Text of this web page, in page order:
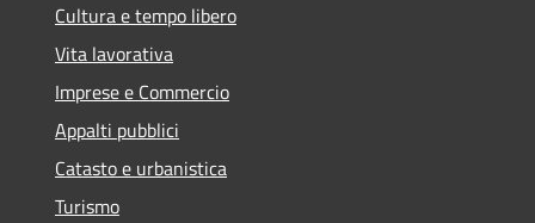
Cultura e tempo libero
Vita lavorativa
Imprese e Commercio
Appalti pubblici
Catasto e urbanistica
Turismo